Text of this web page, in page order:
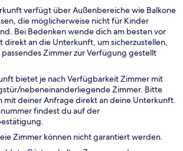
verfügt über Außenbereiche wie Balkone
die möglicherweise nicht für Kinder
Bei Bedenken wende dich am besten vor
direkt an die Unterkunft, um sicherzustellen,
passendes Zimmer zur Verfügung gestellt
bietet je nach Verfügbarkeit Zimmer mit
nebeneinanderliegende Zimmer. Bitte
mit deiner Anfrage direkt an deine Unterkunft.
findest du auf der
Zimmer können nicht garantiert werden.